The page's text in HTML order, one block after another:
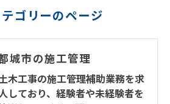
ゴリーのページ
城市の施工管理
木工事の施工管理補助業務を求
人しており、経験者や未経験者を